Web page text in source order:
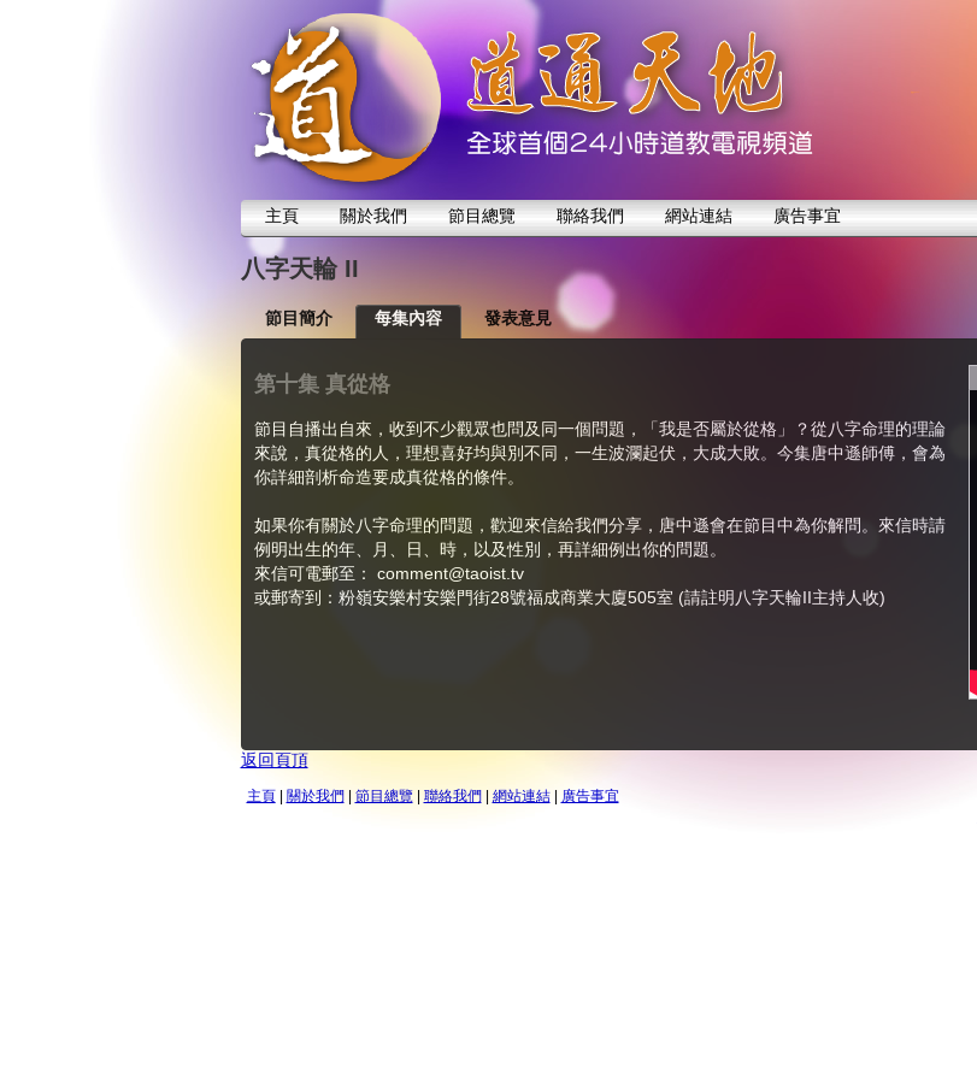
主頁 關於我們 節目總覽 聯絡我們 網站連結 廣告事宜
八字天輪 II
節目簡介 每集內容 發表意見
第十集 真從格
節目自播出自來，收到不少觀眾也問及同一個問題，「我是否屬於從格」？從八字命理的理論
來說，真從格的人，理想喜好均與別不同，一生波瀾起伏，大成大敗。今集唐中遜師傅，會為
你詳細剖析命造要成真從格的條件。
如果你有關於八字命理的問題，歡迎來信給我們分享，唐中遜會在節目中為你解問。來信時請
例明出生的年、月、日、時，以及性別，再詳細例出你的問題。
來信可電郵至： comment@taoist.tv
或郵寄到：粉嶺安樂村安樂門街28號福成商業大廈505室 (請註明八字天輪II主持人收)
返回頁頂
主頁| 關於我們| 節目總覽| 聯絡我們| 網站連結| 廣告事宜